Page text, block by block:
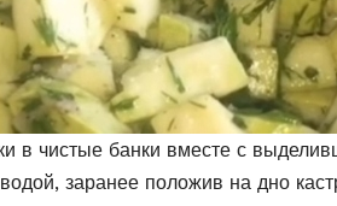
в чистые банки вместе с
заранее положив на дно